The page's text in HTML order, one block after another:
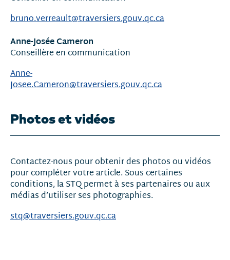
bruno.verreault@traversiers.gouv.qc.ca
Anne-Josée Cameron
Conseillère en communication
Anne-
Josee.Cameron@traversiers.gouv.qc.ca
Photos et vidéos
Contactez-nous pour obtenir des photos ou vidéos
pour compléter votre article. Sous certaines
conditions, la STQ permet à ses partenaires ou aux
médias d’utiliser ses photographies.
stq@traversiers.gouv.qc.ca